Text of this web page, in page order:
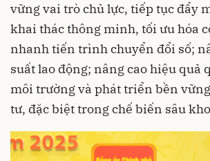
vững vai trò chủ lực, tiếp tục đẩy
khai thác thông minh, tối ưu hóa
nhanh tiến trình chuyển đổi số;
suất lao động; nâng cao hiệu quả
môi trường và phát triển bền
tư, đặc biệt trong chế biến sâu